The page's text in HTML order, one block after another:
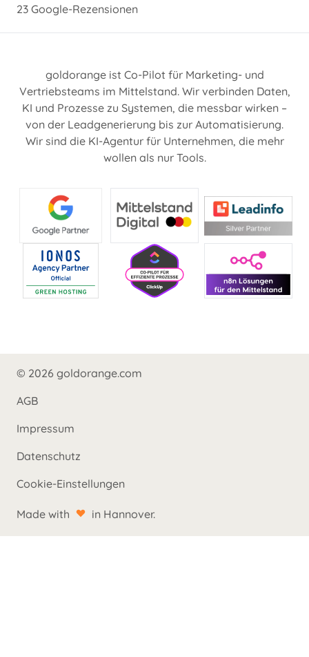
23 Google-Rezensionen
goldorange ist Co-Pilot für Marketing- und
Vertriebsteams im Mittelstand. Wir verbinden Daten,
KI und Prozesse zu Systemen, die messbar wirken –
von der Leadgenerierung bis zur Automatisierung.
Wir sind die KI-Agentur für Unternehmen, die mehr
wollen als nur Tools.
© 2026 goldorange.com
AGB
Impressum
Datenschutz
Cookie-Einstellungen
Made with in Hannover.